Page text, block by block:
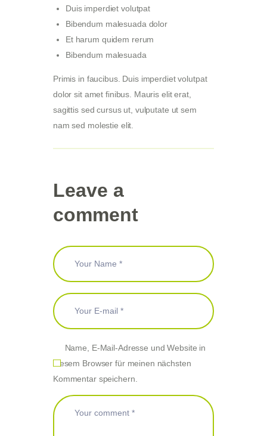
Duis imperdiet volutpat
Bibendum malesuada dolor
Et harum quidem rerum
Bibendum malesuada
Primis in faucibus. Duis imperdiet volutpat
dolor sit amet finibus. Mauris elit erat,
sagittis sed cursus ut, vulputate ut sem
nam sed molestie elit.
Leave a
comment
Name, E-Mail-Adresse und Website in
diesem Browser für meinen nächsten
Kommentar speichern.